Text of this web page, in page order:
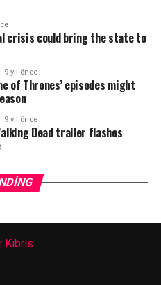
crisis could bring the state to
9 yıl önce
of Thrones’ episodes might
9 yıl önce
Dead trailer flashes